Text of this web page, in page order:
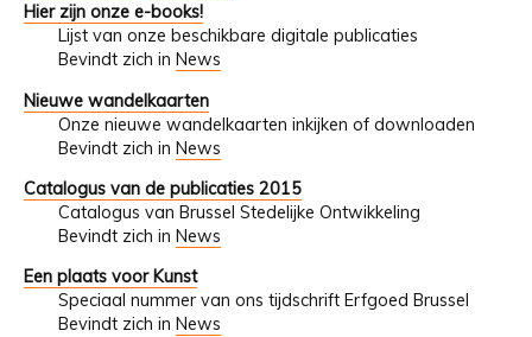
Hier zijn onze e-books!
Lijst van onze beschikbare digitale publicaties
Bevindt zich in News
Nieuwe wandelkaarten
Onze nieuwe wandelkaarten inkijken of downloaden
Bevindt zich in News
Catalogus van de publicaties 2015
Catalogus van Brussel Stedelijke Ontwikkeling
Bevindt zich in News
Een plaats voor Kunst
Speciaal nummer van ons tijdschrift Erfgoed Brussel
Bevindt zich in News